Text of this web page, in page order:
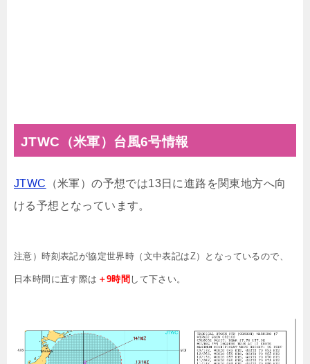
JTWC（米軍）台風6号情報
JTWC （米軍）の予想では13日に進路を関東地方へ向
ける予想となっています。
注意）時刻表記が協定世界時（文中表記はZ）となっているので、
日本時間に直す際は ＋9時間 して下さい。